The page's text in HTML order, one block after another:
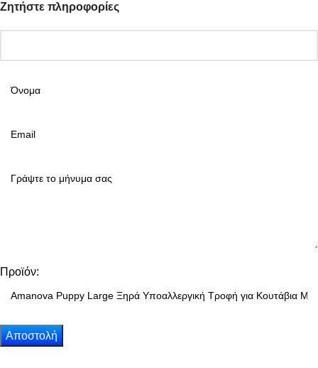
Ζητήστε πληροφορίες
Προϊόν: